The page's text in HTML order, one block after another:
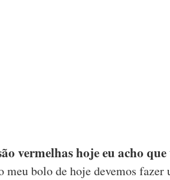
vermelhas hoje eu acho
meu bolo de hoje devemos fazer